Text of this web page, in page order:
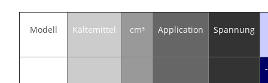
Modell Kältemittel cm³ Application Spannung